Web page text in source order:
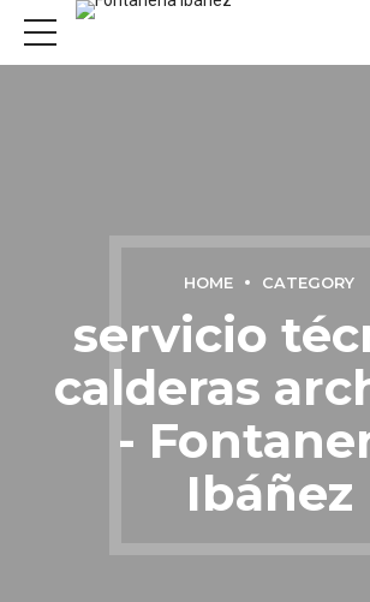
HOME CATEGORY
servicio
calderas
-
Ibáñez